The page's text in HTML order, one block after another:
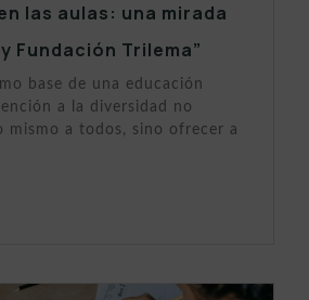
las aulas: una mirada
Fundación Trilema”
base de una educación
a la diversidad no
mismo a todos, sino ofrecer a